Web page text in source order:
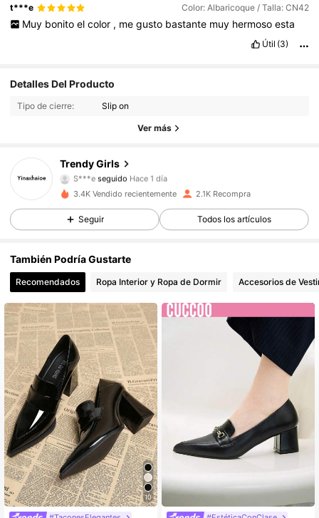
t***e Color: Albaricoque / Talla: CN42
Muy bonito el color , me gusto bastante muy hermoso esta
Útil (3)
Detalles Del Producto
Tipo de cierre: Slip on
Ver más
Trendy Girls
4,93 2K Seguidores
S***eseguido Hace 1 día
4,93
2K Seguidores
4,93 2K Seguidores
4,93 2K Seguidores
4,93 2K Seguidores
4,93 2K Seguidores
4,93 2K Seguidores
4,93 2K Seguidores
3.4K Vendido recientemente 2.1K Recompra
Seguir Todos los artículos
También Podría Gustarte
Recomendados Ropa Interior y Ropa de Dormir Accesorios de
10